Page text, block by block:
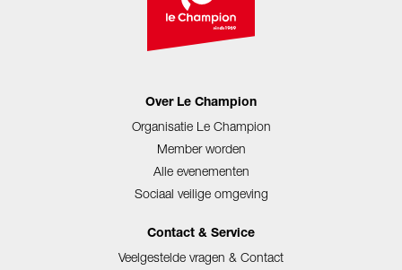
Over Le Champion
Organisatie Le Champion
Member worden
Alle evenementen
Sociaal veilige omgeving
Contact & Service
Veelgestelde vragen & Contact